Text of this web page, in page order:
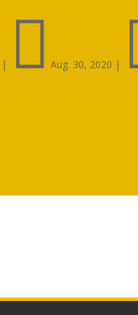
|  Aug. 30, 2020 |